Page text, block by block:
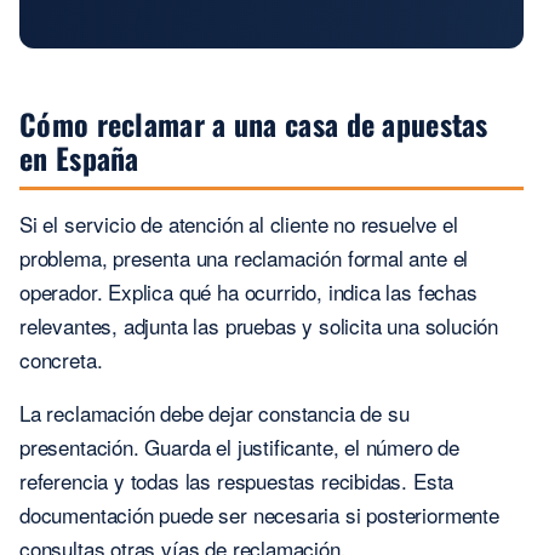
Cómo reclamar a una casa de apuestas
en España
Si el servicio de atención al cliente no resuelve el
problema, presenta una reclamación formal ante el
operador. Explica qué ha ocurrido, indica las fechas
relevantes, adjunta las pruebas y solicita una solución
concreta.
La reclamación debe dejar constancia de su
presentación. Guarda el justificante, el número de
referencia y todas las respuestas recibidas. Esta
documentación puede ser necesaria si posteriormente
consultas otras vías de reclamación.